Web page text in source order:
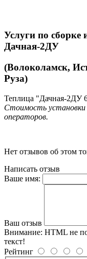
Услуги по сборке
Дачная-2ДУ
(Волоколамск,
Руза)
Теплица "Дачная-2ДУ
Стоимость
операторов.
Нет отзывов об этом
Написать отзыв
Ваше имя:
Ваш отзыв
Внимание: HTML не
текст!
Рейтинг